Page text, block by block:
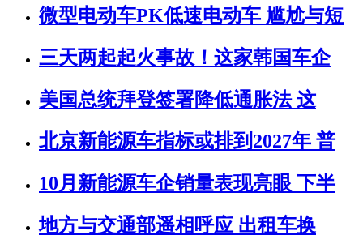
微型电动车PK低速电动车 尴尬与短
三天两起起火事故！这家韩国车企
美国总统拜登签署降低通胀法 这
北京新能源车指标或排到2027年 普
10月新能源车企销量表现亮眼 下半
地方与交通部遥相呼应 出租车换